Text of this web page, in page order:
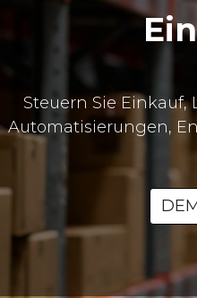
Steuern Sie
Automatisierungen,